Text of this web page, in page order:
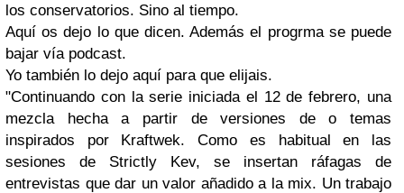
los conservatorios. Sino al tiempo.
Aquí os dejo lo que dicen. Además el progrma se puede
bajar vía podcast.
Yo también lo dejo aquí para que elijais.
"Continuando con la serie iniciada el 12 de febrero, una
mezcla hecha a partir de versiones de o temas
inspirados por Kraftwek. Como es habitual en las
sesiones de Strictly Kev, se insertan ráfagas de
entrevistas que dar un valor añadido a la mix. Un trabajo